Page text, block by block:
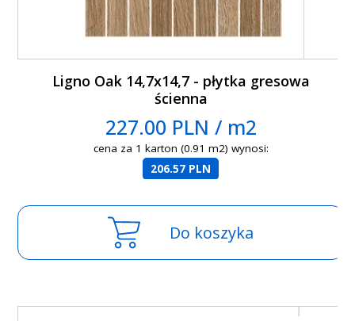
Ligno Oak 14,7x14,7 - płytka gresowa
ścienna
227.00 PLN / m2
cena za 1 karton (0.91 m2) wynosi:
206.57 PLN
Do koszyka